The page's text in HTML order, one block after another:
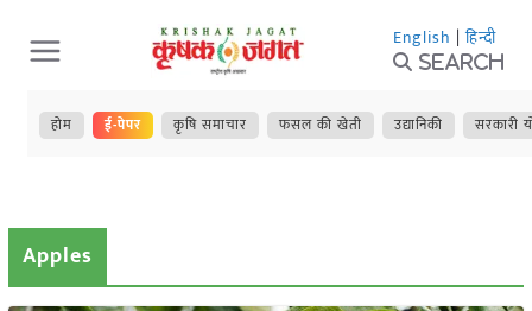
Skip
to
content
English | हिन्दी
Search
होम ई-पेपर कृषि समाचार फसल की खेती उद्यानिकी सरकारी
Apples